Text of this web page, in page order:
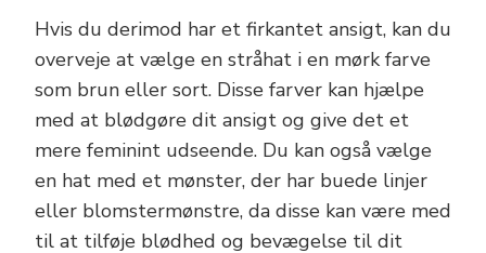
Hvis du derimod har et firkantet ansigt, kan du
overveje at vælge en stråhat i en mørk farve
som brun eller sort. Disse farver kan hjælpe
med at blødgøre dit ansigt og give det et
mere feminint udseende. Du kan også vælge
en hat med et mønster, der har buede linjer
eller blomstermønstre, da disse kan være med
til at tilføje blødhed og bevægelse til dit